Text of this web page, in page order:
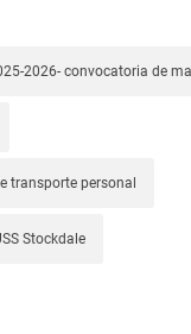
2026- convocatoria de
transporte personal
Stockdale